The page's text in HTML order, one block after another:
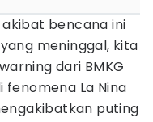
bencana ini
meninggal, kita
dari BMKG
La Nina
puting